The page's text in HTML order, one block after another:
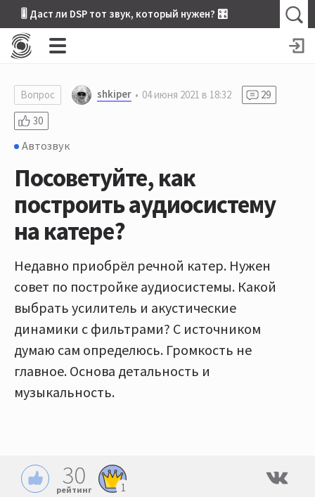
🎚 Даст ли DSP тот звук, который нужен? 🎛
Вопрос shkiper 04 июня 2021 в 18:32
29
30
Автозвук
Посоветуйте, как
построить аудиосистему
на катере?
Недавно приобрёл речной катер. Нужен
совет по постройке аудиосистемы. Какой
выбрать усилитель и акустические
динамики с фильтрами? С источником
думаю сам определюсь. Громкость не
главное. Основа детальность и
музыкальность.
30
рейтинг 1